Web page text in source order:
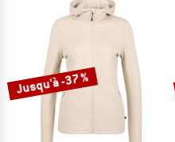
Jusqu'à -37 %